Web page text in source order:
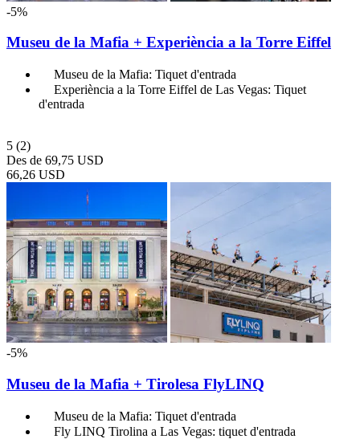
-5%
Museu de la Mafia + Experiència a la Torre Eiffel
Museu de la Mafia: Tiquet d'entrada
Experiència a la Torre Eiffel de Las Vegas: Tiquet
d'entrada
5 (2)
Des de 69,75 USD
66,26 USD
-5%
Museu de la Mafia + Tirolesa FlyLINQ
Museu de la Mafia: Tiquet d'entrada
Fly LINQ Tirolina a Las Vegas: tiquet d'entrada